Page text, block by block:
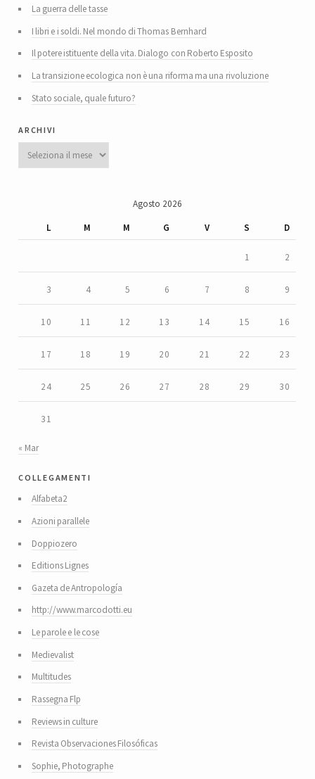
La guerra delle tasse
I libri e i soldi. Nel mondo di Thomas Bernhard
Il potere istituente della vita. Dialogo con Roberto Esposito
La transizione ecologica non è una riforma ma una rivoluzione
Stato sociale, quale futuro?
archivi
Archivi
Agosto 2026
L
M M G V S D
1 2
3 4 5 6 7 8 9
10 11 12 13 14 15 16
17 18 19 20 21 22 23
24 25 26 27 28 29 30
31
« Mar
collegamenti
Alfabeta2
Azioni parallele
Doppiozero
Editions Lignes
Gazeta de Antropología
http://www.marcodotti.eu
Le parole e le cose
Medievalist
Multitudes
Rassegna Flp
Reviews in culture
Revista Observaciones Filosóficas
Sophie, Photographe